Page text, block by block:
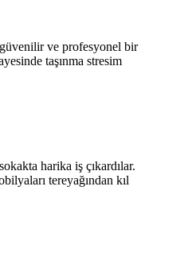
ve profesyonel bir
taşınma stresim
harika iş çıkardılar.
tereyağından kıl